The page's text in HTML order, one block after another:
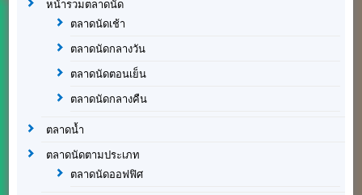
หน้ารวมตลาดนัด
ตลาดนัดเช้า
ตลาดนัดกลางวัน
ตลาดนัดตอนเย็น
ตลาดนัดกลางคืน
ตลาดน้ำ
ตลาดนัดตามประเภท
ตลาดนัดออฟฟิศ